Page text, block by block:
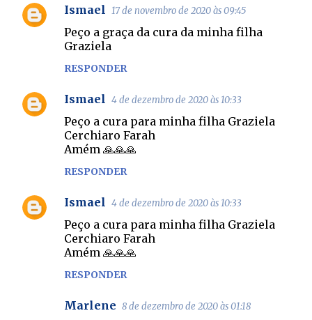
C
n
t
o
s
Ismael 17 de novembro de 2020 às 09:45
Peço a graça da cura da minha filha
Graziela
RESPONDER
Ismael 4 de dezembro de 2020 às 10:33
Peço a cura para minha filha Graziela
Cerchiaro Farah
Amém 🙏🙏🙏
RESPONDER
Ismael 4 de dezembro de 2020 às 10:33
Peço a cura para minha filha Graziela
Cerchiaro Farah
Amém 🙏🙏🙏
RESPONDER
Marlene 8 de dezembro de 2020 às 01:18